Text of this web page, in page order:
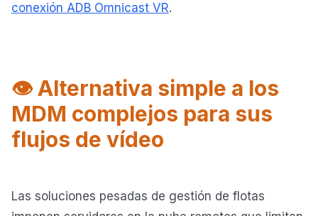
conexión ADB Omnicast VR.
👁️ Alternativa simple a los
MDM complejos para sus
flujos de vídeo
Las soluciones pesadas de gestión de flotas